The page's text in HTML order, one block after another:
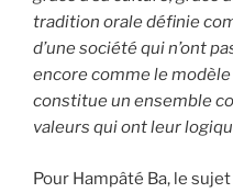
tradition orale définie
d’une société qui n’ont
encore comme le modèle
constitue un ensemble
valeurs qui ont leur
Pour Hampâté Ba, le